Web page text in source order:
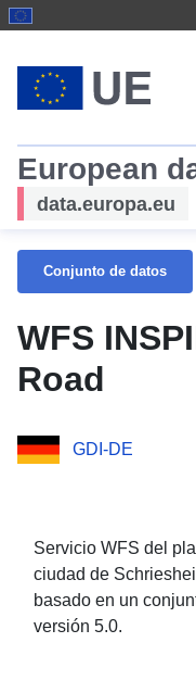
European
data.europa.eu
Conjunto de datos
WFS
Road
GDI-DE
Servicio WFS del
ciudad de
basado en un
versión 5.0.